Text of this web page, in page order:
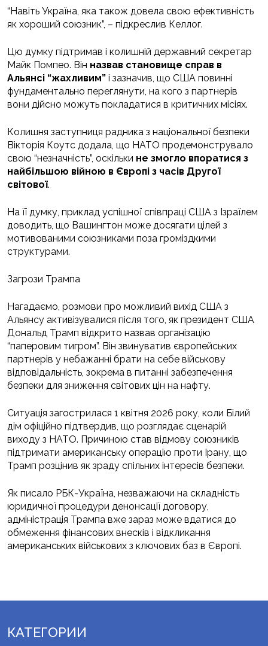
“Навіть Україна, яка також довела свою ефективність
як хороший союзник”, – підкреслив Келлог.
Цю думку підтримав і колишній державний секретар
Майк Помпео. Він назвав становище справ в
Альянсі “жахливим” і зазначив, що США повинні
фундаментально переглянути, на кого з партнерів
вони дійсно можуть покладатися в критичних місіях.
Колишня заступниця радника з національної безпеки
Вікторія Коутс додала, що НАТО продемонструвало
свою “незначність”, оскільки не змогло впоратися з
найбільшою війною в Європі з часів Другої
світової.
На її думку, приклад успішної співпраці США з Ізраїлем
доводить, що Вашингтон може досягати цілей з
мотивованими союзниками поза громіздкими
структурами.
Загрози Трампа
Нагадаємо, розмови про можливий вихід США з
Альянсу активізувалися після того, як президент США
Дональд Трамп відкрито назвав організацію
“паперовим тигром”. Він звинуватив європейських
партнерів у небажанні брати на себе військову
відповідальність, зокрема в питанні забезпечення
безпеки для зниження світових цін на нафту.
Ситуація загострилася 1 квітня 2026 року, коли Білий
дім офіційно підтвердив, що розглядає сценарій
виходу з НАТО. Причиною став відмову союзників
підтримати американську операцію проти Ірану, що
Трамп розцінив як зраду спільних інтересів безпеки.
Як писало РБК-Україна, незважаючи на складність
юридичної процедури денонсації договору,
адміністрація Трампа вже зараз може вдатися до
обмеження фінансових внесків і відкликання
американських військових з ключових баз в Європі.
КАТЕГОРИИ